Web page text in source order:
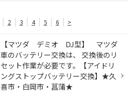
2 3 4 5 6 >
【マツダ デミオ DJ型】 マツダ
車のバッテリー交換は、 交換後のリ
セット作業が必要です。【アイドリ
ングストップバッテリー交換】★久
喜市・白岡市・菖蒲★